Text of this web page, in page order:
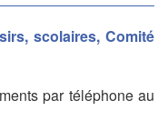
scolaires, Comité
par téléphone au